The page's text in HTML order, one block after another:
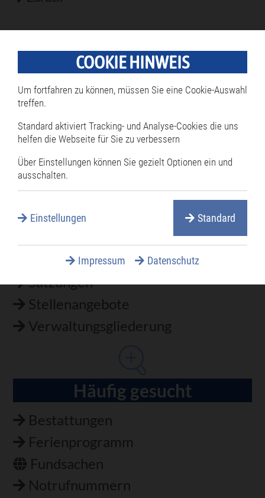
Rathaus
Navigation
überspringen
Bürgermeister
Öffnungszeiten
Mitarbeiterverzeichnis
Öffentliche Ausschreibungen
Öffentliche Bekanntmachungen
Services A-Z
Satzungen
Stellenangebote
Verwaltungsgliederung
Häufig gesucht
Bestattungen
Ferienprogramm
Fundsachen
Notrufnummern
COOKIE HINWEIS
Um fortfahren zu können, müssen Sie eine Cookie-Auswahl
treffen.
Standard aktiviert Tracking- und Analyse-Cookies die uns
helfen die Webseite für Sie zu verbessern
Über Einstellungen können Sie gezielt Optionen ein und
ausschalten.
Einstellungen Standard
Impressum Datenschutz